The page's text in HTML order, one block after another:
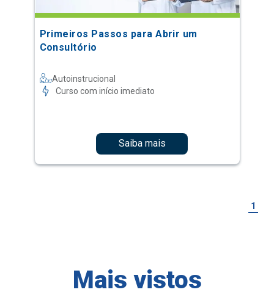
Primeiros Passos para Abrir um
Consultório
Autoinstrucional
Curso com início imediato
Saiba mais
1
Mais vistos